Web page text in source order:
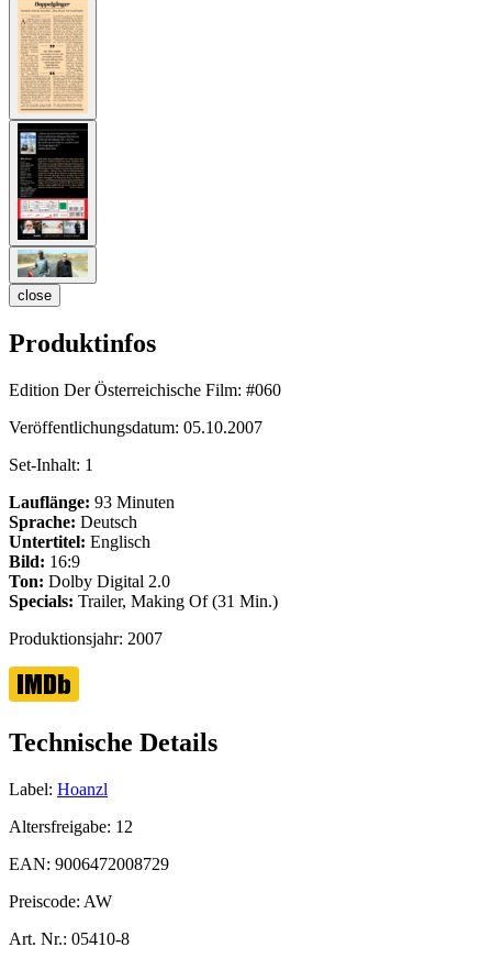
close
Produktinfos
Edition Der Österreichische Film: #060
Veröffentlichungsdatum: 05.10.2007
Set-Inhalt: 1
Lauflänge: 93 Minuten
Sprache: Deutsch
Untertitel: Englisch
Bild: 16:9
Ton: Dolby Digital 2.0
Specials: Trailer, Making Of (31 Min.)
Produktionsjahr: 2007
Technische Details
Label: Hoanzl
Altersfreigabe: 12
EAN: 9006472008729
Preiscode: AW
Art. Nr.: 05410-8